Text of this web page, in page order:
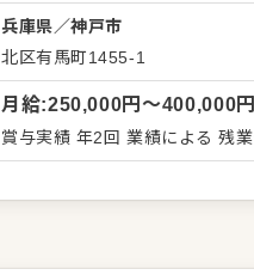
厨房の衛生管理全般 これまでのご経験に応じて、マネジメント業務もお任せしていきます。同
期の仲間と一斉にスタートする
がら、理想の料理をカタチにしていきませんか。 運営元は
です。手厚いサポート体制が整っ
勤の有無を選択可能 ・寮費は月1万円 安定性と自分らしいキャリアを両立で
いスタートを切りたい方に最適
兵庫県／神戸市
北区有馬町1455-1
月給:250,000円〜400,000円
賞与実績 年2回 業績による 残